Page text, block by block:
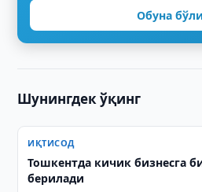
Обуна
Шунингдек ўқинг
ИҚТИСОД
Тошкентда кичик бизнесга
берилади